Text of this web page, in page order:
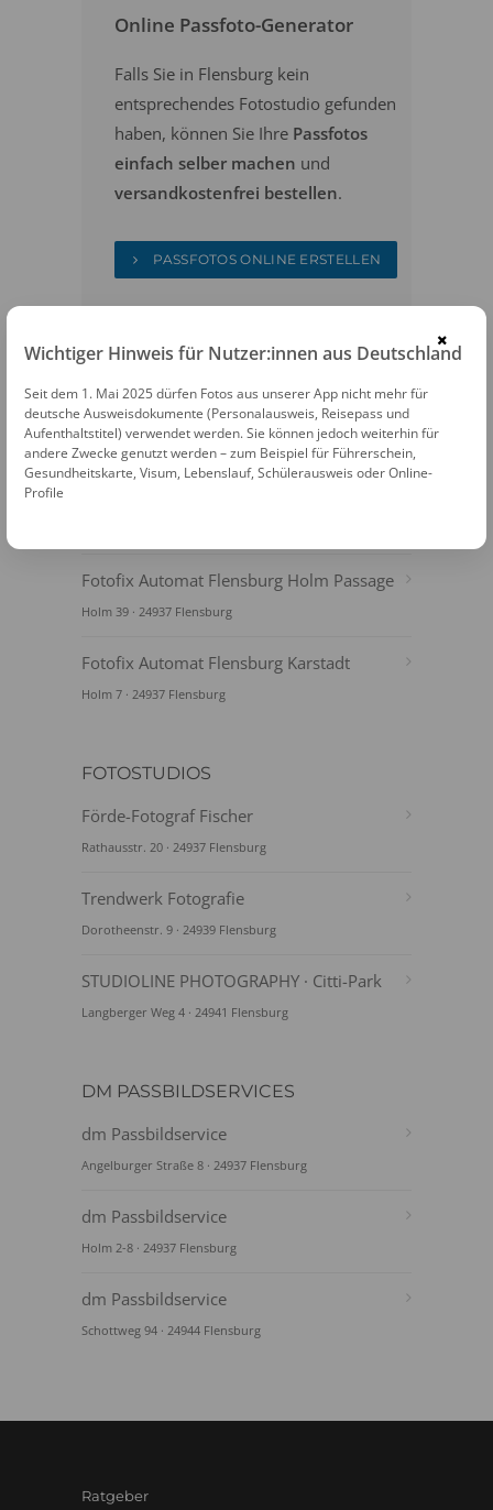
Online Passfoto-Generator
Falls Sie in Flensburg kein
entsprechendes Fotostudio gefunden
haben, können Sie Ihre Passfotos
einfach selber machen und
versandkostenfrei bestellen.
PASSFOTOS ONLINE ERSTELLEN
FOTOAUTOMATEN
Fotofix Automat Flensburg Holm Passage
Holm 39 · 24937 Flensburg
Fotofix Automat Flensburg Karstadt
Holm 7 · 24937 Flensburg
FOTOSTUDIOS
Förde-Fotograf Fischer
Rathausstr. 20 · 24937 Flensburg
Trendwerk Fotografie
Dorotheenstr. 9 · 24939 Flensburg
STUDIOLINE PHOTOGRAPHY · Citti-Park
Langberger Weg 4 · 24941 Flensburg
DM PASSBILDSERVICES
dm Passbildservice
Angelburger Straße 8 · 24937 Flensburg
dm Passbildservice
Holm 2-8 · 24937 Flensburg
dm Passbildservice
Schottweg 94 · 24944 Flensburg
Ratgeber
×
Wichtiger Hinweis für Nutzer:innen aus Deutschland
Seit dem 1. Mai 2025 dürfen Fotos aus unserer App nicht mehr für
deutsche Ausweisdokumente (Personalausweis, Reisepass und
Aufenthaltstitel) verwendet werden. Sie können jedoch weiterhin für
andere Zwecke genutzt werden – zum Beispiel für Führerschein,
Gesundheitskarte, Visum, Lebenslauf, Schülerausweis oder Online-
Profile